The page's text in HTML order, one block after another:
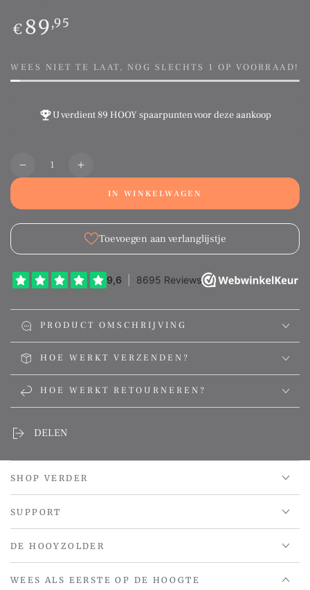
Normale
prijs
€ 89,95
WEES NIET TE LAAT, NOG SLECHTS 1 OP VOORRAAD!
U verdient89 HOOY spaarpuntenvoor deze aankoop
Aantal
Translation
nl.products.product.quantity.decrease
Translation
nl.products.product.quantity.increase
IN WINKELWAGEN
Toevoegen aan verlanglijstje
PRODUCT OMSCHRIJVING
HOE WERKT VERZENDEN?
HOE WERKT RETOURNEREN?
DELEN
SHOP VERDER
SUPPORT
DE HOOYZOLDER
WEES ALS EERSTE OP DE HOOGTE